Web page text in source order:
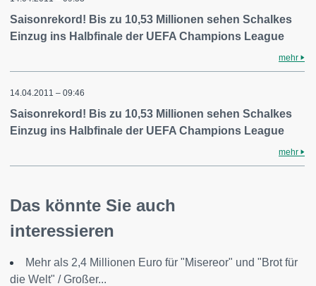
Saisonrekord! Bis zu 10,53 Millionen sehen Schalkes
Einzug ins Halbfinale der UEFA Champions League
mehr
14.04.2011 – 09:46
Saisonrekord! Bis zu 10,53 Millionen sehen Schalkes
Einzug ins Halbfinale der UEFA Champions League
mehr
Das könnte Sie auch
interessieren
Mehr als 2,4 Millionen Euro für "Misereor" und "Brot für
die Welt" / Großer...